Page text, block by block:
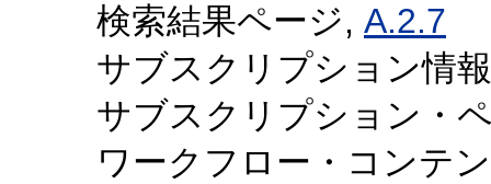
検索結果ページ, A.2.7
サブスクリプション情
サブスクリプション・
ワークフロー・コンテ